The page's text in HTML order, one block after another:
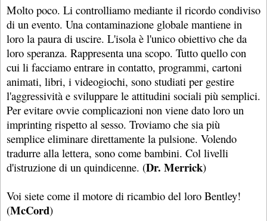
Molto poco. Li controlliamo mediante il ricordo condiviso
di un evento. Una contaminazione globale mantiene in
loro la paura di uscire. L'isola è l'unico obiettivo che da
loro speranza. Rappresenta una scopo. Tutto quello con
cui li facciamo entrare in contatto, programmi, cartoni
animati, libri, i videogiochi, sono studiati per gestire
l'aggressività e sviluppare le attitudini sociali più semplici.
Per evitare ovvie complicazioni non viene dato loro un
imprinting rispetto al sesso. Troviamo che sia più
semplice eliminare direttamente la pulsione. Volendo
tradurre alla lettera, sono come bambini. Col livelli
d'istruzione di un quindicenne. (Dr. Merrick)
Voi siete come il motore di ricambio del loro Bentley!
(McCord)